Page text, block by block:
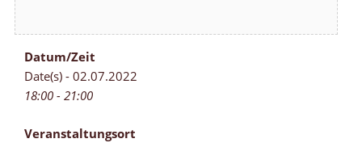
Datum/Zeit
Date(s) - 02.07.2022
18:00 - 21:00
Veranstaltungsort